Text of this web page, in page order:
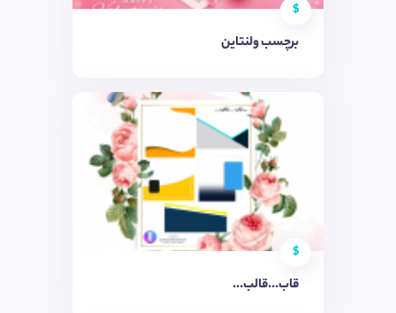
$
برچسب ولنتاین
$
قاب...قالب...